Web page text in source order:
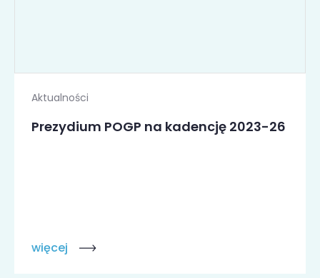
Aktualności
Prezydium POGP na kadencję 2023-26
więcej